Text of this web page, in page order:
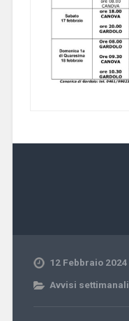
12 Febbraio 2024
Avvisi settimanali